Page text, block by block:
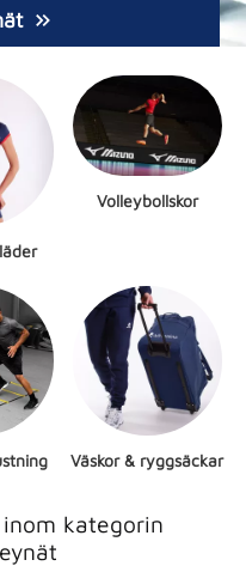
Volleybollskor
Väskor & ryggsäckar
kategorin